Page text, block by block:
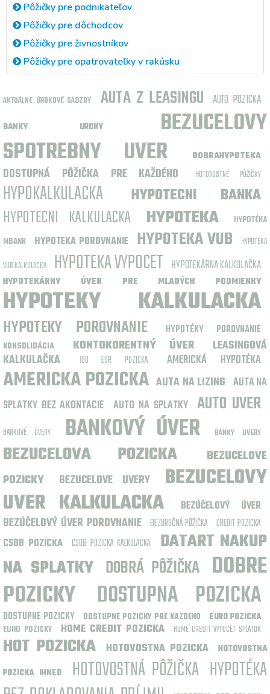
Pôžičky pre podnikateľov
Pôžičky pre dôchodcov
Pôžičky pre živnostníkov
Pôžičky pre opatrovateľky v rakúsku
AKTUÁLNE ÚROKOVÉ SADZBY AUTA Z LEASINGU AUTO POZICKA
BANKY UROKY
BEZUCELOVY
SPOTREBNY UVER
DOBRAHYPOTEKA
DOSTUPNÁ PÔŽIČKA PRE KAŽDÉHO HOTOVOSTNÉ PÔŽIČKY
HYPOKALKULACKA HYPOTECNI BANKA
HYPOTECNI KALKULACKA HYPOTEKA
HYPOTÉKA
MBANK
HYPOTEKA POROVNANIE HYPOTEKA VUB
HYPOTEKA
VUB KALKULACKA
HYPOTEKA VYPOCET HYPOTEKÁRNA KALKULAČKA
HYPOTEKÁRNY ÚVER PRE MLADÝCH PODMIENKY
HYPOTEKY KALKULACKA
HYPOTEKY POROVNANIE HYPOTÉKY POROVNANIE
KONSOLIDÁCIA KONTOKORENTNÝ ÚVER
LEASINGOVÁ
KALKULAČKA
100 EUR POZICKA AMERICKÁ HYPOTÉKA
AMERICKA POZICKA AUTA NA LIZING AUTA NA
SPLATKY BEZ AKONTACIE AUTO NA SPLATKY AUTO UVER
BANKOVÉ ÚVERY BANKOVÝ ÚVER BANKY UVERY
BEZUCELOVA POZICKA
BEZUCELOVE
POZICKY
BEZUCELOVE UVERY
BEZUCELOVY
UVER KALKULACKA
BEZÚČELOVÝ ÚVER
BEZÚČELOVÝ ÚVER POROVNANIE BEZÚROČNÁ PÔŽIČKA CREDIT POZICKA
CSOB POZICKA
CSOB POZICKA KALKULACKA
DATART NAKUP
NA SPLATKY DOBRÁ PÔŽIČKA DOBRE
POZICKY
DOSTUPNA POZICKA
DOSTUPNE POZICKY DOSTUPNE POZICKY PRE KAZDEHO EURO POZICKA
EURO POZICKY HOME CREDIT POZICKA HOME CREDIT VYPOCET SPLATOK
HOT POZICKA HOTOVOSTNA POZICKA
HOTOVOSTNA
POZICKA IHNED
HOTOVOSTNÁ PÔŽIČKA HYPOTÉKA